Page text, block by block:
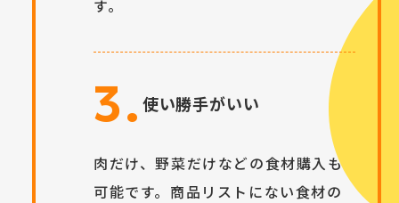
す。
3. 使い勝手がいい
肉だけ、野菜だけなどの食材購入も
可能です。商品リストにない食材の